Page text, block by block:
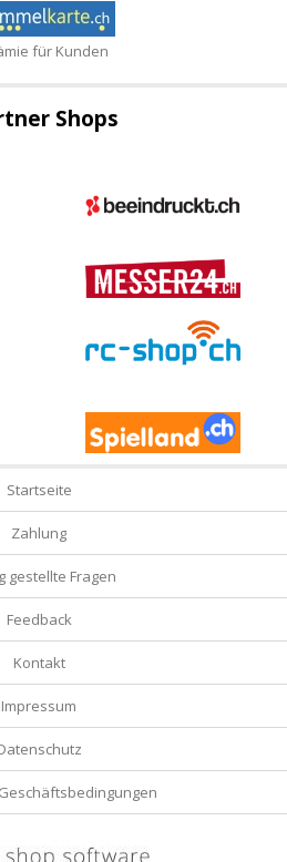
für Kunden
Shops
Startseite
Zahlung
gestellte Fragen
Feedback
Kontakt
Impressum